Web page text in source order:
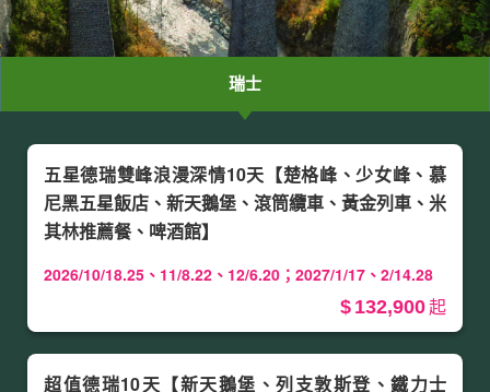
瑞士
五星德瑞雙峰浪漫深情10天【楚格峰、少女峰、慕
尼黑五星飯店、新天鵝堡、滾筒纜車、黃金列車、米
其林推薦餐、啤酒館】
2026/10/18.25、11/8.22、12/6.20；2027/1/17、2/14.28
132,900
超值德瑞10天【新天鵝堡、列支敦斯登、鐵力士